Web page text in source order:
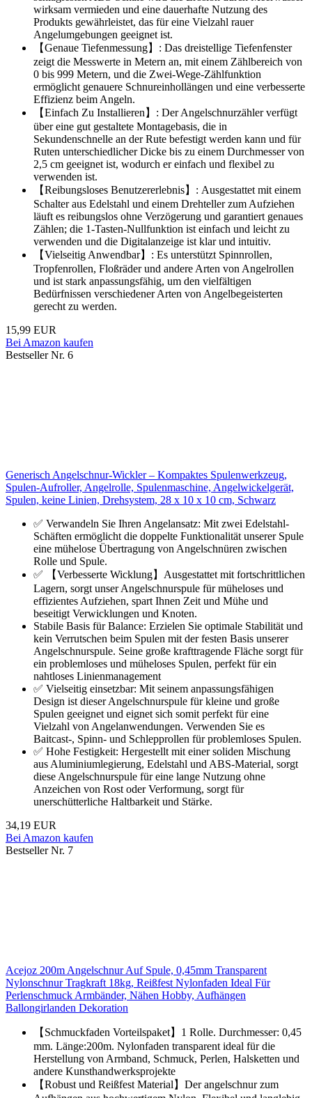
wirksam vermieden und eine dauerhafte Nutzung des
Produkts gewährleistet, das für eine Vielzahl rauer
Angelumgebungen geeignet ist.
【Genaue Tiefenmessung】: Das dreistellige Tiefenfenster
zeigt die Messwerte in Metern an, mit einem Zählbereich von
0 bis 999 Metern, und die Zwei-Wege-Zählfunktion
ermöglicht genauere Schnureinhollängen und eine verbesserte
Effizienz beim Angeln.
【Einfach Zu Installieren】: Der Angelschnurzähler verfügt
über eine gut gestaltete Montagebasis, die in
Sekundenschnelle an der Rute befestigt werden kann und für
Ruten unterschiedlicher Dicke bis zu einem Durchmesser von
2,5 cm geeignet ist, wodurch er einfach und flexibel zu
verwenden ist.
【Reibungsloses Benutzererlebnis】: Ausgestattet mit einem
Schalter aus Edelstahl und einem Drehteller zum Aufziehen
läuft es reibungslos ohne Verzögerung und garantiert genaues
Zählen; die 1-Tasten-Nullfunktion ist einfach und leicht zu
verwenden und die Digitalanzeige ist klar und intuitiv.
【Vielseitig Anwendbar】: Es unterstützt Spinnrollen,
Tropfenrollen, Floßräder und andere Arten von Angelrollen
und ist stark anpassungsfähig, um den vielfältigen
Bedürfnissen verschiedener Arten von Angelbegeisterten
gerecht zu werden.
15,99 EUR
Bei Amazon kaufen
Bestseller Nr. 6
Generisch Angelschnur-Wickler – Kompaktes Spulenwerkzeug,
Spulen-Aufroller, Angelrolle, Spulenmaschine, Angelwickelgerät,
Spulen, keine Linien, Drehsystem, 28 x 10 x 10 cm, Schwarz
✅ Verwandeln Sie Ihren Angelansatz: Mit zwei Edelstahl-
Schäften ermöglicht die doppelte Funktionalität unserer Spule
eine mühelose Übertragung von Angelschnüren zwischen
Rolle und Spule.
✅ 【Verbesserte Wicklung】Ausgestattet mit fortschrittlichen
Lagern, sorgt unser Angelschnurspule für müheloses und
effizientes Aufziehen, spart Ihnen Zeit und Mühe und
beseitigt Verwicklungen und Knoten.
Stabile Basis für Balance: Erzielen Sie optimale Stabilität und
kein Verrutschen beim Spulen mit der festen Basis unserer
Angelschnurspule. Seine große krafttragende Fläche sorgt für
ein problemloses und müheloses Spulen, perfekt für ein
nahtloses Linienmanagement
✅ Vielseitig einsetzbar: Mit seinem anpassungsfähigen
Design ist dieser Angelschnurspule für kleine und große
Spulen geeignet und eignet sich somit perfekt für eine
Vielzahl von Angelanwendungen. Verwenden Sie es
Baitcast-, Spinn- und Schlepprollen für problemloses Spulen.
✅ Hohe Festigkeit: Hergestellt mit einer soliden Mischung
aus Aluminiumlegierung, Edelstahl und ABS-Material, sorgt
diese Angelschnurspule für eine lange Nutzung ohne
Anzeichen von Rost oder Verformung, sorgt für
unerschütterliche Haltbarkeit und Stärke.
34,19 EUR
Bei Amazon kaufen
Bestseller Nr. 7
Acejoz 200m Angelschnur Auf Spule, 0,45mm Transparent
Nylonschnur Tragkraft 18kg, Reißfest Nylonfaden Ideal Für
Perlenschmuck Armbänder, Nähen Hobby, Aufhängen
Ballongirlanden Dekoration
【Schmuckfaden Vorteilspaket】1 Rolle. Durchmesser: 0,45
mm. Länge:200m. Nylonfaden transparent ideal für die
Herstellung von Armband, Schmuck, Perlen, Halsketten und
andere Kunsthandwerksprojekte
【Robust und Reißfest Material】Der angelschnur zum